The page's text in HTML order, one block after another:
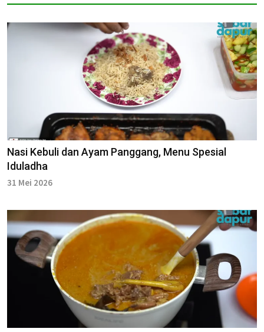
Nasi Kebuli dan Ayam Panggang, Menu Spesial
Iduladha
31 Mei 2026